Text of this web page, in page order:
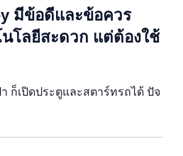
มีข้อดีและข้อควร
นโลยีสะดวก แต่ต้องใช้
ก็เปิดประตูและสตาร์ทรถได้ ปัจ